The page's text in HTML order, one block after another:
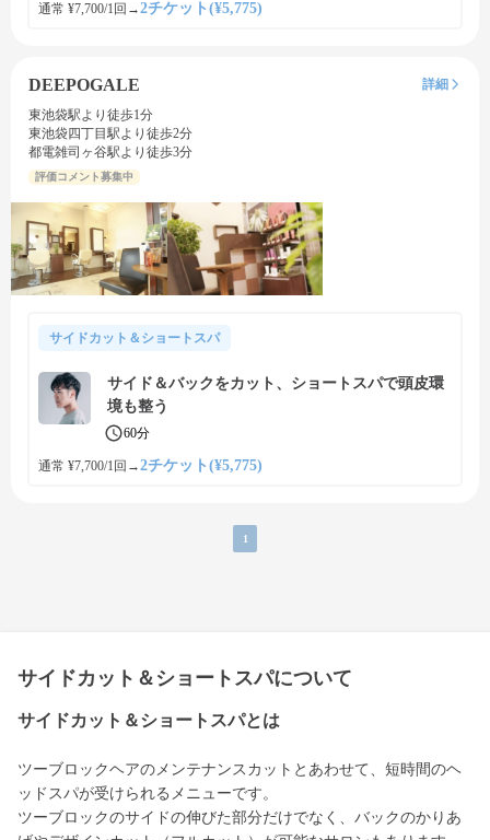
通常 ¥7,700/1回 →2チケット(¥5,775)
DEEPOGALE
詳細
東池袋駅より徒歩1分
東池袋四丁目駅より徒歩2分
都電雑司ヶ谷駅より徒歩3分
評価コメント募集中
サイドカット＆ショートスパ
サイド＆バックをカット、ショートスパで頭皮環
境も整う
60分
通常 ¥7,700/1回 →2チケット(¥5,775)
1
サイドカット＆ショートスパについて
サイドカット＆ショートスパとは
ツーブロックヘアのメンテナンスカットとあわせて、短時間のヘ
ッドスパが受けられるメニューです。
ツーブロックのサイドの伸びた部分だけでなく、バックのかりあ